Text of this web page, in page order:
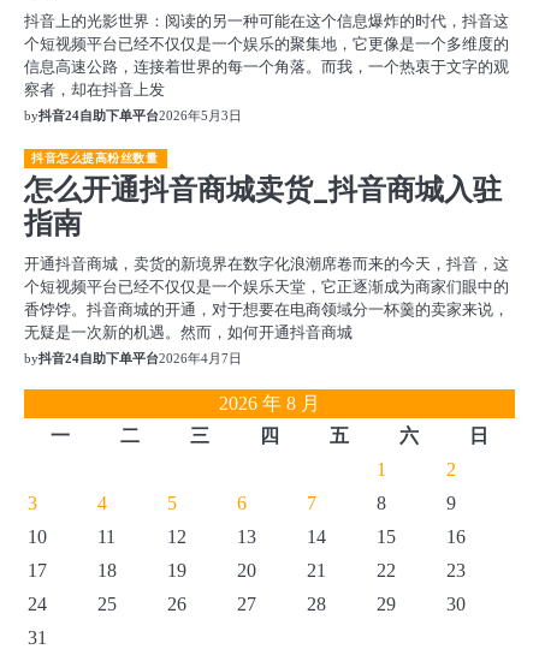
抖音上的光影世界：阅读的另一种可能在这个信息爆炸的时代，抖音这
个短视频平台已经不仅仅是一个娱乐的聚集地，它更像是一个多维度的
信息高速公路，连接着世界的每一个角落。而我，一个热衷于文字的观
察者，却在抖音上发
by抖音24自助下单平台2026年5月3日
抖音怎么提高粉丝数量
怎么开通抖音商城卖货_抖音商城入驻
指南
开通抖音商城，卖货的新境界在数字化浪潮席卷而来的今天，抖音，这
个短视频平台已经不仅仅是一个娱乐天堂，它正逐渐成为商家们眼中的
香饽饽。抖音商城的开通，对于想要在电商领域分一杯羹的卖家来说，
无疑是一次新的机遇。然而，如何开通抖音商城
by抖音24自助下单平台2026年4月7日
2026 年 8 月
一
二 三 四 五 六
日
1
2
3
4 5 6 7 8
9
10
11 12 13 14 15
16
17
18 19 20 21 22
23
24
25 26 27 28 29
30
31